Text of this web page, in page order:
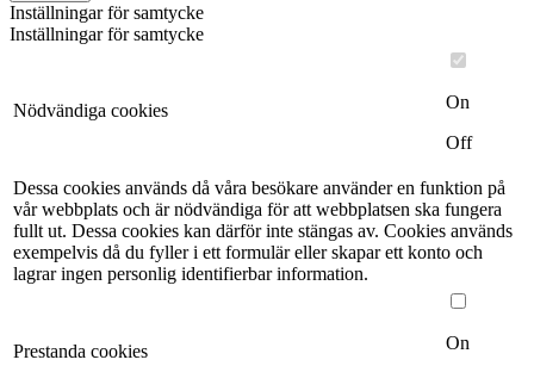
Inställningar för samtycke
Inställningar för samtycke
Nödvändiga cookies
On
Off
Dessa cookies används då våra besökare använder en funktion på
vår webbplats och är nödvändiga för att webbplatsen ska fungera
fullt ut. Dessa cookies kan därför inte stängas av. Cookies används
exempelvis då du fyller i ett formulär eller skapar ett konto och
lagrar ingen personlig identifierbar information.
Prestanda cookies On